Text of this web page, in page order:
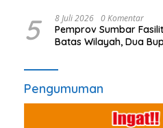
5 8 Juli 2026 0 Komentar
Pemprov Sumbar
Batas Wilayah, Dua
Pengumuman